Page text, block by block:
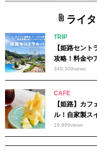
ライ
TRIP
【姫路セン
攻略！料金や
349,309views
CAFE
【姫路】カ
ル！自家製ス
16,989views